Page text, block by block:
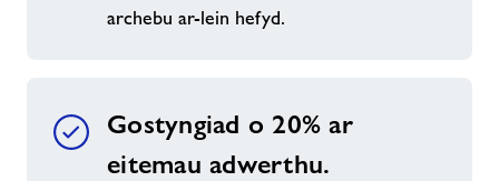
archebu ar-lein hefyd.
Gostyngiad o 20% ar
eitemau adwerthu.